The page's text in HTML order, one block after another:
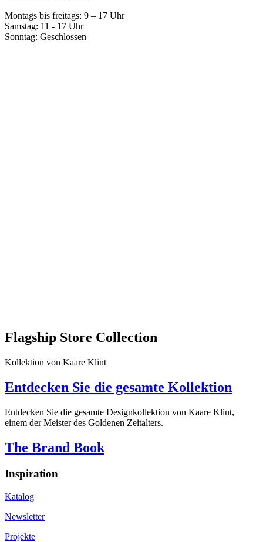
Montags bis freitags: 9 – 17 Uhr
Samstag: 11 - 17 Uhr
Sonntag: Geschlossen
Flagship Store Collection
Kollektion von Kaare Klint
Entdecken Sie die gesamte Kollektion
Entdecken Sie die gesamte Designkollektion von Kaare Klint,
einem der Meister des Goldenen Zeitalters.
The Brand Book
Inspiration
Katalog
Newsletter
Projekte